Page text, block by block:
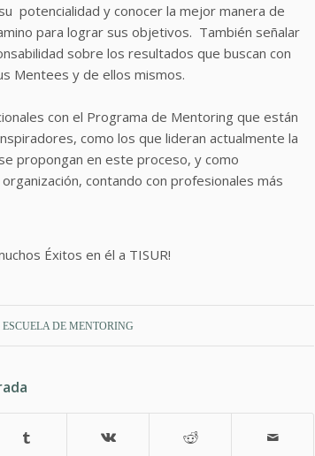
potencialidad y conocer la mejor manera de
para lograr sus objetivos. También señalar
sobre los resultados que buscan con
Mentees y de ellos mismos.
con el Programa de Mentoring que están
como los que lideran actualmente la
propongan en este proceso, y como
contando con profesionales más
Éxitos en él a TISUR!
ESCUELA DE MENTORING